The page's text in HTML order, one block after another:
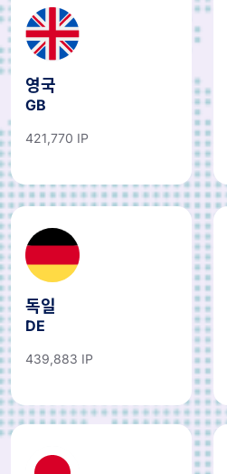
영국
GB
421,770 IP
독일
DE
439,883 IP